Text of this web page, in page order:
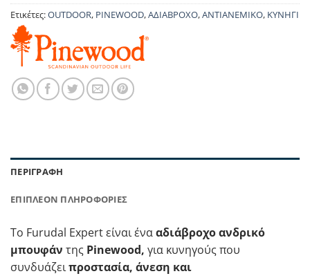
Ετικέτες:OUTDOOR, PINEWOOD,ΑΔΙΑΒΡΟΧΟ,ΑΝΤΙΑΝΕΜΙΚΟ, ΚΥΝΗΓΙ
ΠΕΡΙΓΡΑΦΉ
ΕΠΙΠΛΈΟΝ ΠΛΗΡΟΦΟΡΊΕΣ
Το Furudal Expert είναι ένααδιάβροχο ανδρικό
μπουφάν της Pinewood, για κυνηγούς που
συνδυάζειπροστασία, άνεση και